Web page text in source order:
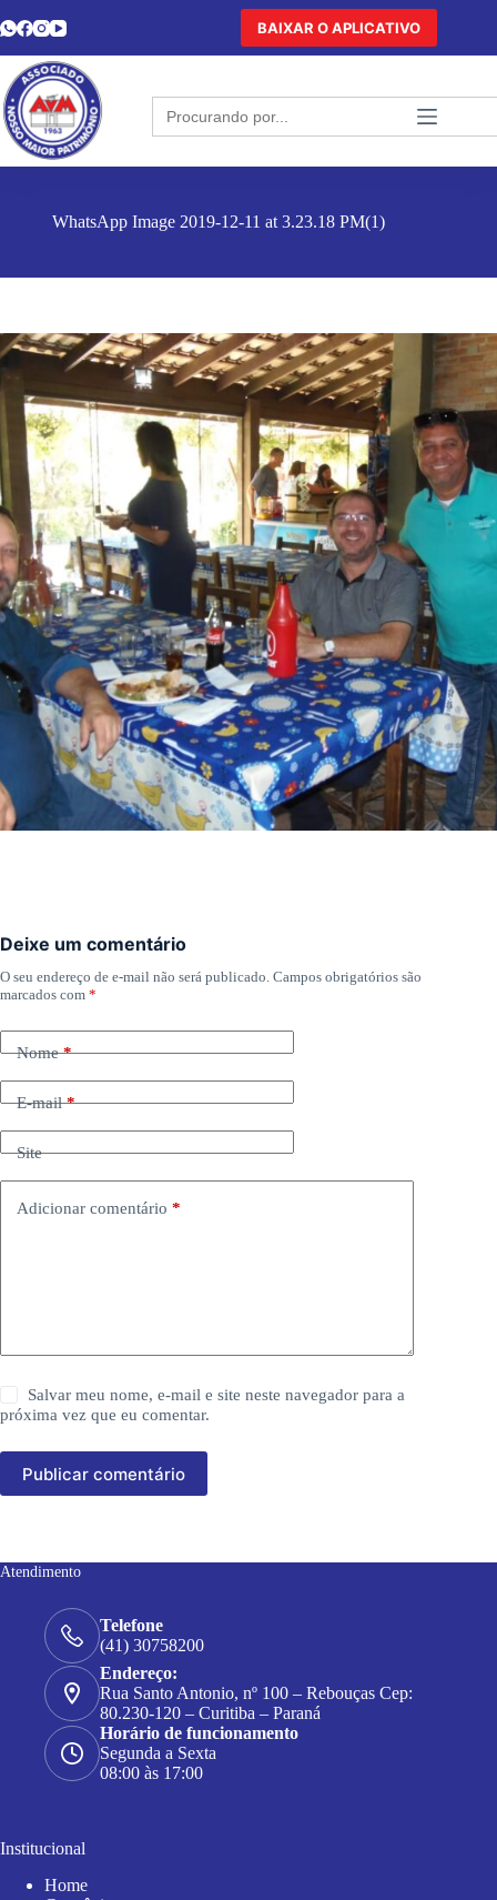
BAIXAR O APLICATIVO
Search
for:
WhatsApp Image 2019-12-11 at 3.23.18 PM(1)
Deixe um comentário
O seu endereço de e-mail não será publicado. Campos obrigatórios são
marcados com *
Nome*
E-mail*
Site
Adicionar comentário *
Salvar meu nome, e-mail e site neste navegador para a
próxima vez que eu comentar.
Publicar comentário
Atendimento
Telefone
(41) 30758200
Endereço:
Rua Santo Antonio, nº 100 – Rebouças Cep:
80.230-120 – Curitiba – Paraná
Horário de funcionamento
Segunda a Sexta
08:00 às 17:00
Institucional
Home